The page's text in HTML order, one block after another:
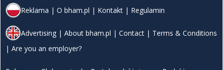
Reklama | O bham.pl | Kontakt | Regulamin
Advertising | About bham.pl | Contact | Terms & Conditions
| Are you an employer?